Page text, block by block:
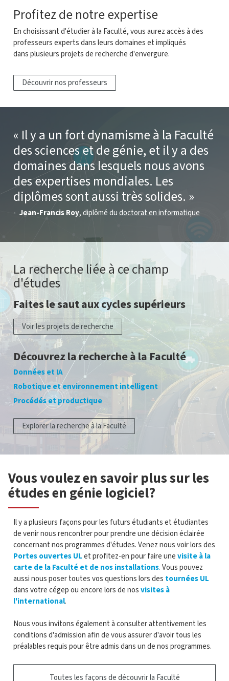
Profitez de notre expertise
En choisissant d'étudier à la Faculté, vous aurez accès à des
professeurs experts dans leurs domaines et impliqués
dans plusieurs projets de recherche d'envergure.
Découvrir nos professeurs
Il y a un fort dynamisme à la Faculté
des sciences et de génie, et il y a des
domaines dans lesquels nous avons
des expertises mondiales. Les
diplômes sont aussi très solides.
Jean-Francis Roy, diplômé du doctorat en informatique
La recherche liée à ce champ
d'études
Faites le saut aux cycles supérieurs
Voir les projets de recherche
Découvrez la recherche à la Faculté
Données et IA
Robotique et environnement intelligent
Procédés et productique
Explorer la recherche à la Faculté
Vous voulez en savoir plus sur les
études en génie logiciel?
Il y a plusieurs façons pour les futurs étudiants et étudiantes
de venir nous rencontrer pour prendre une décision éclairée
concernant nos programmes d'études. Venez nous voir lors des
Portes ouvertes UL et profitez-en pour faire une visite à la
carte de la Faculté et de nos installations. Vous pouvez
aussi nous poser toutes vos questions lors des tournées UL
dans votre cégep ou encore lors de nos visites à
l'international.
Nous vous invitons également à consulter attentivement les
conditions d'admission afin de vous assurer d'avoir tous les
préalables requis pour être admis dans un de nos programmes.
Toutes les façons de découvrir la Faculté